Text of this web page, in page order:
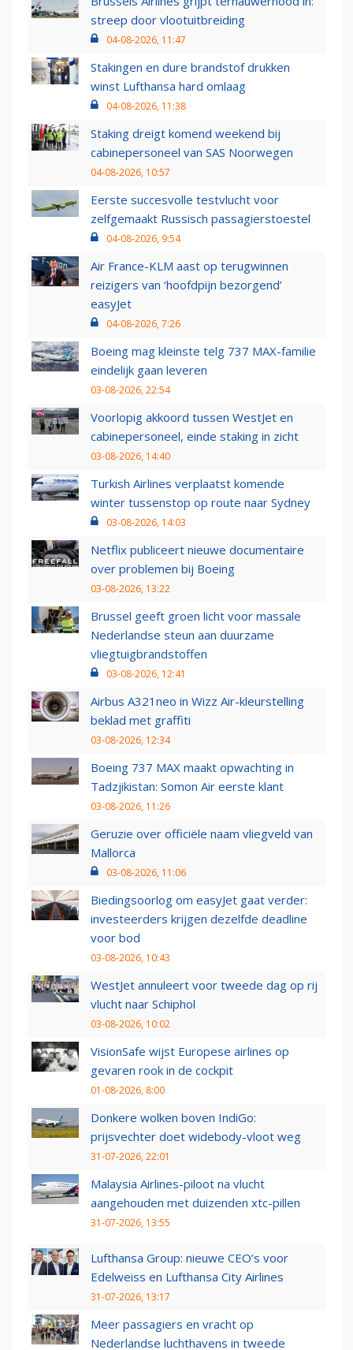
streep door vlootuitbreiding
04-08-2026, 11:47
Stakingen en dure brandstof drukken
winst Lufthansa hard omlaag
04-08-2026, 11:38
Staking dreigt komend weekend bij
cabinepersoneel van SAS Noorwegen
04-08-2026, 10:57
Eerste succesvolle testvlucht voor
zelfgemaakt Russisch passagierstoestel
04-08-2026, 9:54
Air France-KLM aast op terugwinnen
reizigers van ‘hoofdpijn bezorgend’
easyJet
04-08-2026, 7:26
Boeing mag kleinste telg 737 MAX-familie
eindelijk gaan leveren
03-08-2026, 22:54
Voorlopig akkoord tussen WestJet en
cabinepersoneel, einde staking in zicht
03-08-2026, 14:40
Turkish Airlines verplaatst komende
winter tussenstop op route naar Sydney
03-08-2026, 14:03
Netflix publiceert nieuwe documentaire
over problemen bij Boeing
03-08-2026, 13:22
Brussel geeft groen licht voor massale
Nederlandse steun aan duurzame
vliegtuigbrandstoffen
03-08-2026, 12:41
Airbus A321neo in Wizz Air-kleurstelling
beklad met graffiti
03-08-2026, 12:34
Boeing 737 MAX maakt opwachting in
Tadzjikistan: Somon Air eerste klant
03-08-2026, 11:26
Geruzie over officiële naam vliegveld van
Mallorca
03-08-2026, 11:06
Biedingsoorlog om easyJet gaat verder:
investeerders krijgen dezelfde deadline
voor bod
03-08-2026, 10:43
WestJet annuleert voor tweede dag op rij
vlucht naar Schiphol
03-08-2026, 10:02
VisionSafe wijst Europese airlines op
gevaren rook in de cockpit
01-08-2026, 8:00
Donkere wolken boven IndiGo:
prijsvechter doet widebody-vloot weg
31-07-2026, 22:01
Malaysia Airlines-piloot na vlucht
aangehouden met duizenden xtc-pillen
31-07-2026, 13:55
Lufthansa Group: nieuwe CEO’s voor
Edelweiss en Lufthansa City Airlines
31-07-2026, 13:17
Meer passagiers en vracht op
Nederlandse luchthavens in tweede